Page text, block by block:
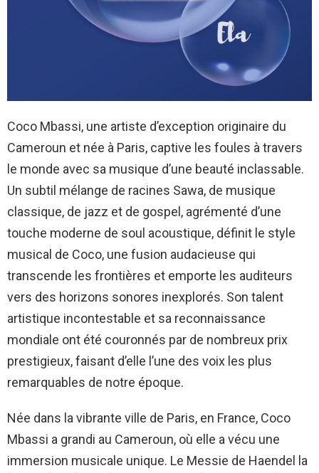
Coco Mbassi, une artiste d’exception originaire du
Cameroun et née à Paris, captive les foules à travers
le monde avec sa musique d’une beauté inclassable.
Un subtil mélange de racines Sawa, de musique
classique, de jazz et de gospel, agrémenté d’une
touche moderne de soul acoustique, définit le style
musical de Coco, une fusion audacieuse qui
transcende les frontières et emporte les auditeurs
vers des horizons sonores inexplorés. Son talent
artistique incontestable et sa reconnaissance
mondiale ont été couronnés par de nombreux prix
prestigieux, faisant d’elle l’une des voix les plus
remarquables de notre époque.
Née dans la vibrante ville de Paris, en France, Coco
Mbassi a grandi au Cameroun, où elle a vécu une
immersion musicale unique. Le Messie de Haendel la